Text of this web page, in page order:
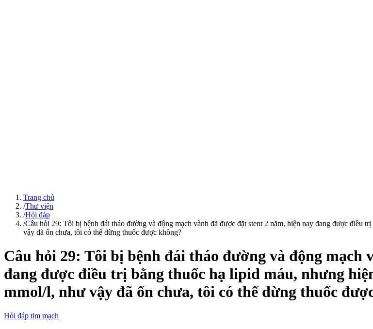
Trang chủ
/Thư viện
/Hỏi đáp
/Câu hỏi 29: Tôi bị bệnh đái tháo đường và động mạch vành đã được đặt stent 2 năm, hiện nay đang được
vậy đã ổn chưa, tôi có thể dừng thuốc được không?
Câu hỏi 29: Tôi bị bệnh đái tháo đường và động mạch
đang được điều trị bằng thuốc hạ lipid máu, nhưng
mmol/l, như vậy đã ổn chưa, tôi có thể dừng thuốc
Hỏi đáp tim mạch